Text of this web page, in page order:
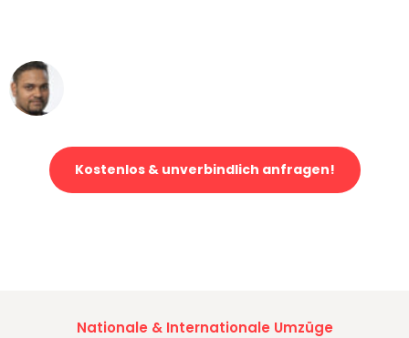
Kostenlos & unverbindlich anfragen!
Nationale & Internationale Umzüge